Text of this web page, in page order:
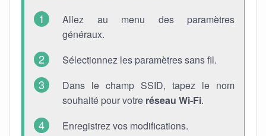
Allez au menu des paramètres
généraux.
Sélectionnez les paramètres sans fil.
Dans le champ SSID, tapez le nom
souhaité pour votre réseau Wi-Fi.
Enregistrez vos modifications.